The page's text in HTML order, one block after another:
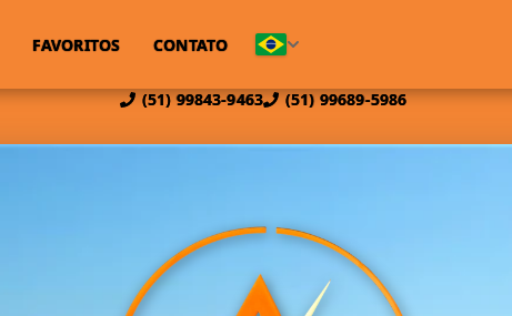
(51) 99843-9463 (51) 99689-5986
FAVORITOS CONTATO